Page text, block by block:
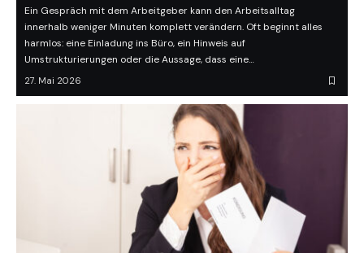
Ein Gespräch mit dem Arbeitgeber kann den Arbeitsalltag
innerhalb weniger Minuten komplett verändern. Oft beginnt alles
harmlos: eine Einladung ins Büro, ein Hinweis auf
Umstrukturierungen oder die Aussage, dass eine…
27. Mai 2026